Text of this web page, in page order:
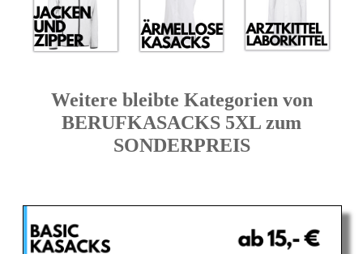
Weitere bleibte Kategorien von
BERUFKASACKS 5XL zum
SONDERPREIS